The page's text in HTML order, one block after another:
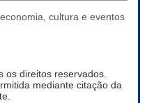
cultura e eventos
direitos reservados.
mediante citação da